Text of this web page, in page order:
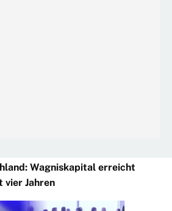
Wagniskapital erreicht
vier Jahren